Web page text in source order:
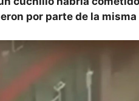
por parte de la misma